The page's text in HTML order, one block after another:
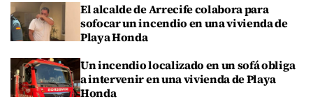
El alcalde de Arrecife colabora para
sofocar un incendio en una vivienda de
Playa Honda
Un incendio localizado en un sofá obliga
a intervenir en una vivienda de Playa
Honda